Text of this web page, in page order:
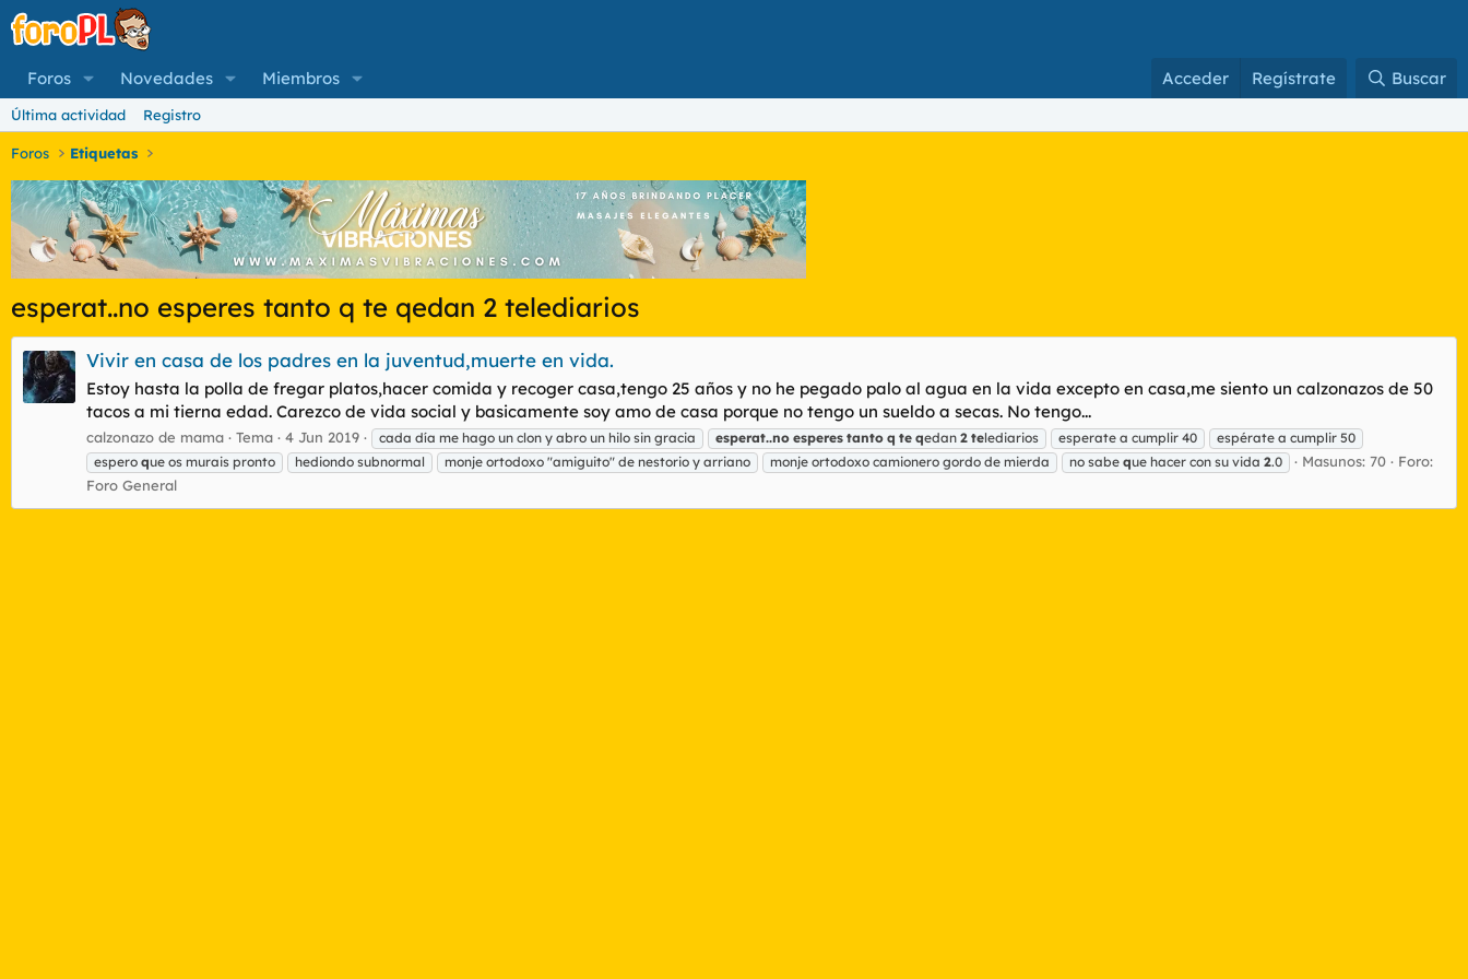
Foros Novedades Miembros Acceder Regístrate Buscar
Última actividad Registro
Foros Etiquetas
esperat..no esperes tanto q te qedan 2 telediarios
Vivir en casa de los padres en la juventud,muerte en vida.
Estoy hasta la polla de fregar platos,hacer comida y recoger casa,tengo 25 años y no he pegado palo al agua en la vida excepto en casa,me siento un calzonazos de 50
tacos a mi tierna edad. Carezco de vida social y basicamente soy amo de casa porque no tengo un sueldo a secas. No tengo...
calzonazo de mama Tema 4 Jun 2019 cada día me hago un clon y abro un hilo sin gracia esperat..no esperes tanto q te qedan 2 telediarios esperate a cumplir 40
espérate a cumplir 50
espero que os murais pronto hediondo subnormal monje ortodoxo "amiguito" de nestorio y arriano monje ortodoxo camionero gordo de mierda no sabe que hacer con su vida 2.0 Masunos: 70
Foro:
Foro General